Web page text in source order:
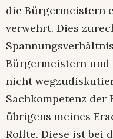
die Bürgermeistern
verwehrt. Dies
Bürgermeistern
nicht
Sachkompetenz
übrigens meines
Rollte. Diese ist bei